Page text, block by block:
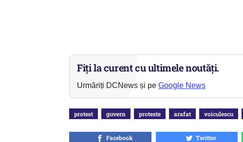
Fiți la curent cu ultimele noutăți.
Urmăriți DCNews și pe Google News
protest guvern proteste arafat voiculescu
Facebook Twitter